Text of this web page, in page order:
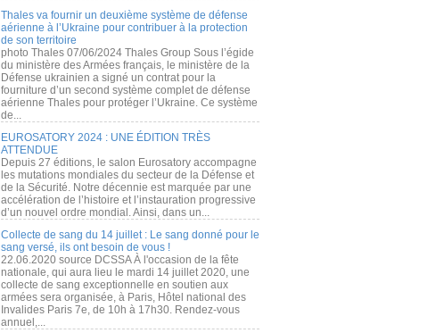
Thales va fournir un deuxième système de défense
aérienne à l’Ukraine pour contribuer à la protection
de son territoire
photo Thales 07/06/2024 Thales Group Sous l’égide
du ministère des Armées français, le ministère de la
Défense ukrainien a signé un contrat pour la
fourniture d’un second système complet de défense
aérienne Thales pour protéger l’Ukraine. Ce système
de...
EUROSATORY 2024 : UNE ÉDITION TRÈS
ATTENDUE
Depuis 27 éditions, le salon Eurosatory accompagne
les mutations mondiales du secteur de la Défense et
de la Sécurité. Notre décennie est marquée par une
accélération de l’histoire et l’instauration progressive
d’un nouvel ordre mondial. Ainsi, dans un...
Collecte de sang du 14 juillet : Le sang donné pour le
sang versé, ils ont besoin de vous !
22.06.2020 source DCSSA À l'occasion de la fête
nationale, qui aura lieu le mardi 14 juillet 2020, une
collecte de sang exceptionnelle en soutien aux
armées sera organisée, à Paris, Hôtel national des
Invalides Paris 7e, de 10h à 17h30. Rendez-vous
annuel,...